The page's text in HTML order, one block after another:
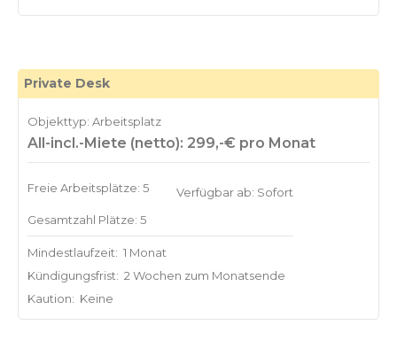
Private Desk
Objekttyp: Arbeitsplatz
All-incl.-Miete (netto): 299,-€ pro Monat
Freie Arbeitsplätze: 5
Gesamtzahl Plätze: 5
Verfügbar ab: Sofort
Mindestlaufzeit: 1 Monat
Kündigungsfrist: 2 Wochen zum Monatsende
Kaution: Keine